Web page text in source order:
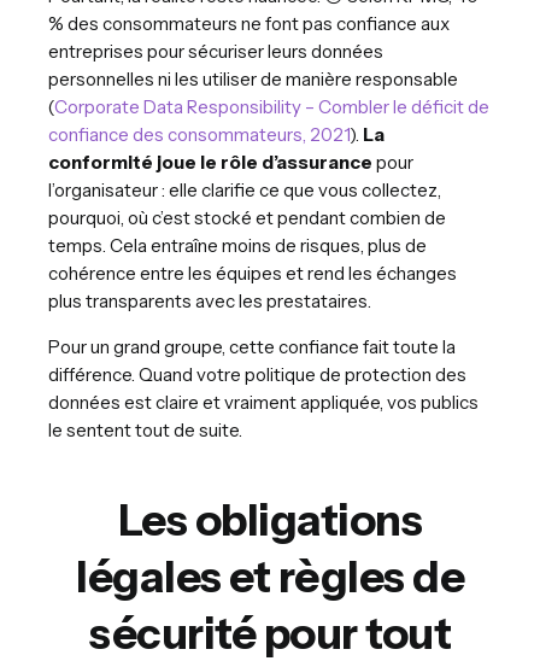
% des consommateurs ne font pas confiance aux
entreprises pour sécuriser leurs données
personnelles ni les utiliser de manière responsable
(Corporate Data Responsibility – Combler le déficit de
confiance des consommateurs, 2021). La
conformité joue le rôle d’assurance pour
l’organisateur : elle clarifie ce que vous collectez,
pourquoi, où c’est stocké et pendant combien de
temps. Cela entraîne moins de risques, plus de
cohérence entre les équipes et rend les échanges
plus transparents avec les prestataires.
Pour un grand groupe, cette confiance fait toute la
différence. Quand votre politique de protection des
données est claire et vraiment appliquée, vos publics
le sentent tout de suite.
Les obligations
légales et règles de
sécurité pour tout